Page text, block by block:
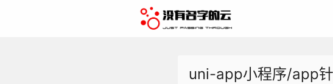
uni-app小程序/app